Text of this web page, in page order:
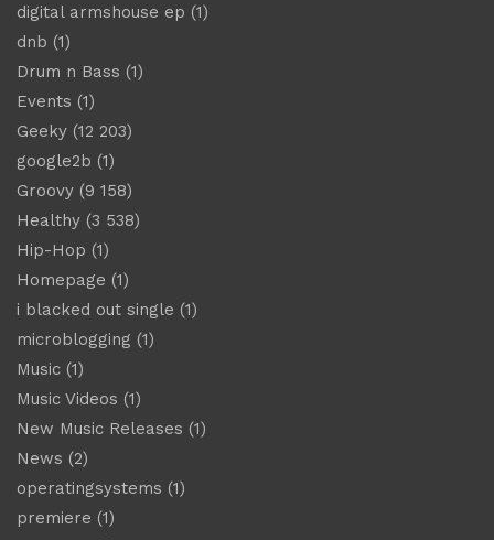
digital armshouse ep (1)
dnb (1)
Drum n Bass (1)
Events (1)
Geeky (12 203)
google2b (1)
Groovy (9 158)
Healthy (3 538)
Hip-Hop (1)
Homepage (1)
i blacked out single (1)
microblogging (1)
Music (1)
Music Videos (1)
New Music Releases (1)
News (2)
operatingsystems (1)
premiere (1)